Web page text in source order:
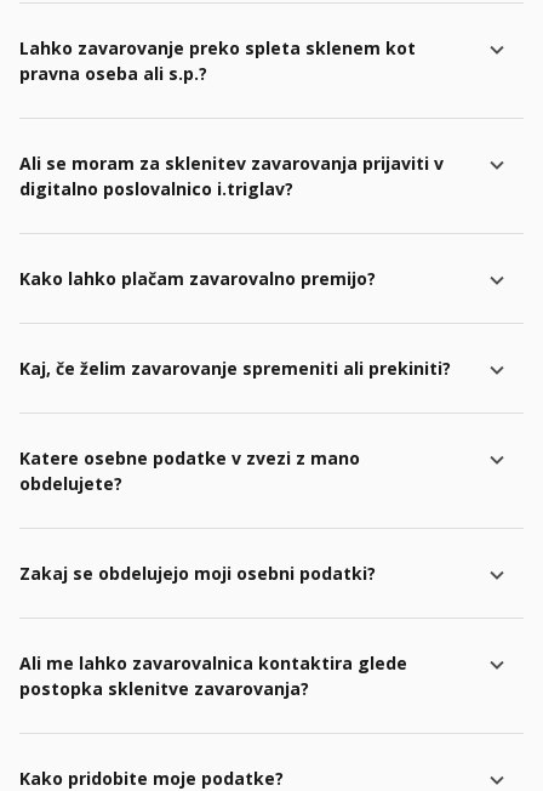
Lahko zavarovanje preko spleta sklenem kot
pravna oseba ali s.p.?
Ali se moram za sklenitev zavarovanja prijaviti v
digitalno poslovalnico i.triglav?
Kako lahko plačam zavarovalno premijo?
Kaj, če želim zavarovanje spremeniti ali prekiniti?
Katere osebne podatke v zvezi z mano
obdelujete?
Zakaj se obdelujejo moji osebni podatki?
Ali me lahko zavarovalnica kontaktira glede
postopka sklenitve zavarovanja?
Kako pridobite moje podatke?